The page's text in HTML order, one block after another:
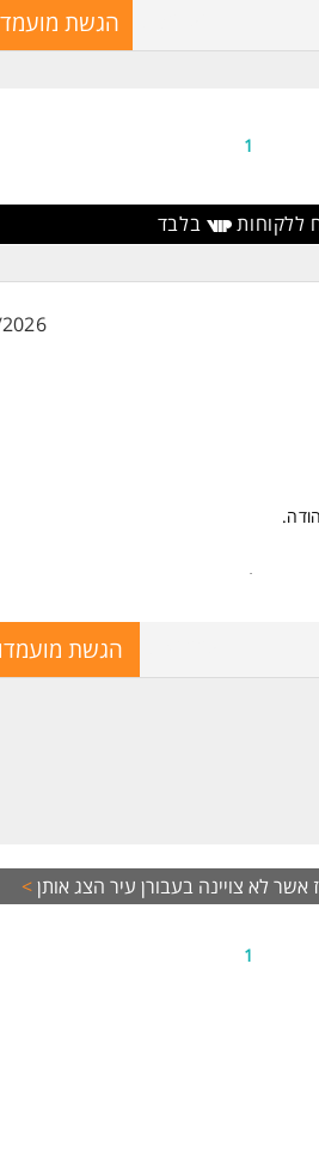
משמעותי
ופיתוח בע"מ >
הגשת
1
ללקוחות בלבד
לנשים ולגברים כאחד.
הגשת
הצג אותן>
1